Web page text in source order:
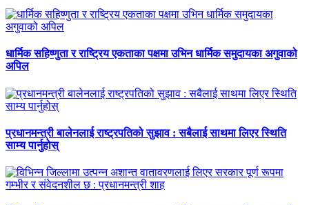
धार्मिक सहिष्णुता र राष्ट्रिय एकताका पक्षमा उभिन धार्मिक समुदायका अगुवाको
अपिल
प्रधानमन्त्री बालेनलाई राष्ट्रपतिको सुझाव : सबैलाई साथमा लिएर स्थिति
साम्य पार्नुहोस्